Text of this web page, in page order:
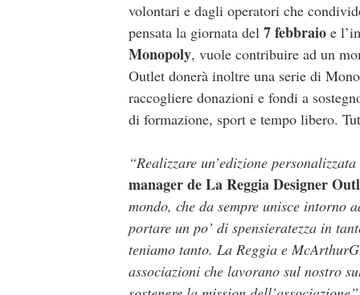
volontari e dagli operatori che
pensata la giornata del 7 febbraio e
Monopoly, vuole contribuire ad un
Outlet donerà inoltre una serie di
raccogliere donazioni e fondi a
di formazione, sport e tempo libero.
“Realizzare un’edizione
manager de La Reggia Designer
mondo, che da sempre unisce intorno
portare un po’ di spensieratezza in
teniamo tanto. La Reggia e
associazioni che lavorano sul nostro